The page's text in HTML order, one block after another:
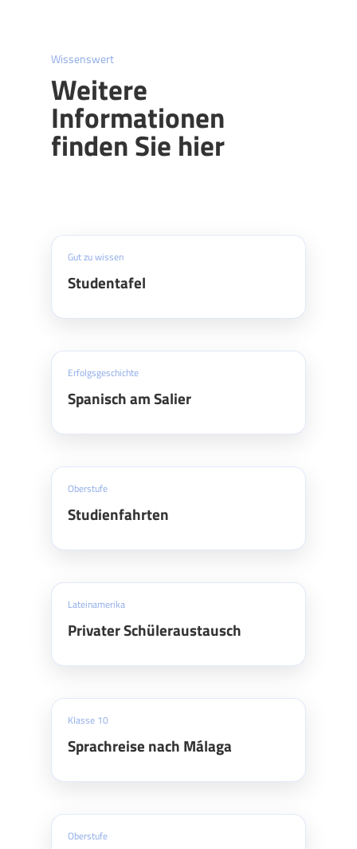
Wissenswert
Weitere
Informationen
finden Sie hier
Gut zu wissen
Studentafel
Erfolgsgeschichte
Spanisch am Salier
Oberstufe
Studienfahrten
Lateinamerika
Privater Schüleraustausch
Klasse 10
Sprachreise nach Málaga
Oberstufe